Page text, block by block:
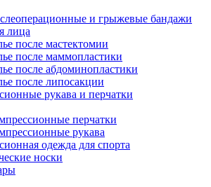
и грыжевые бандажи
лица
после мастектомии
после маммопластики
после абдоминопластики
после липосакции
рукава и перчатки
перчатки
рукава
одежда для спорта
носки